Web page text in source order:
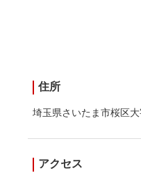
住所
埼玉県さいたま市桜区
アクセス